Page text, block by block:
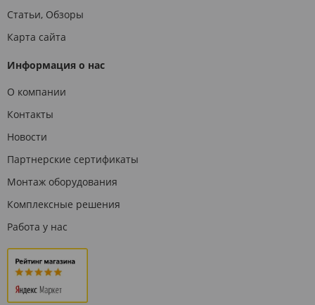
Статьи, Обзоры
Карта сайта
Информация о нас
О компании
Контакты
Новости
Партнерские сертификаты
Монтаж оборудования
Комплексные решения
Работа у нас